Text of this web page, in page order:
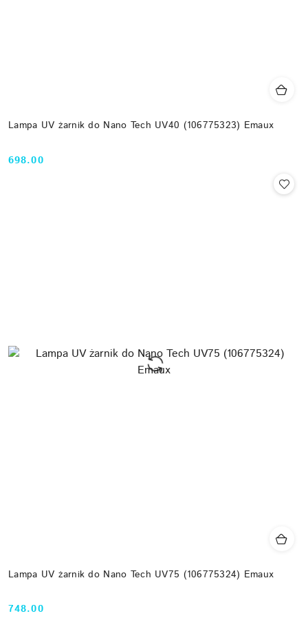
Lampa UV żarnik do Nano Tech UV40 (106775323) Emaux
Cena:
698.00
Lampa UV żarnik do Nano Tech UV75 (106775324) Emaux
748.00